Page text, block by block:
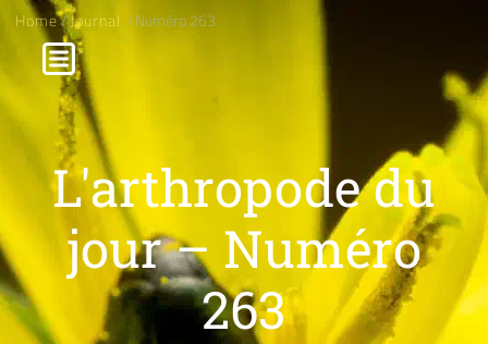
Home/Journal / Numéro 263
L'arthropode du
jour – Numéro
263